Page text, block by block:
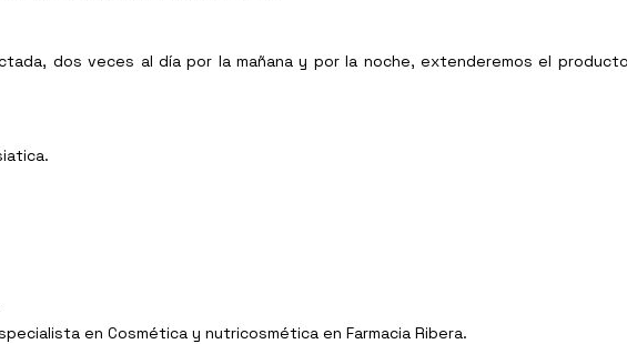
dos veces al día por la mañana y por la noche, extenderemos el
en Cosmética y nutricosmética en Farmacia Ribera.